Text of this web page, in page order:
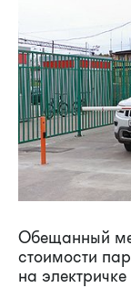
Обещанный
стоимости
на